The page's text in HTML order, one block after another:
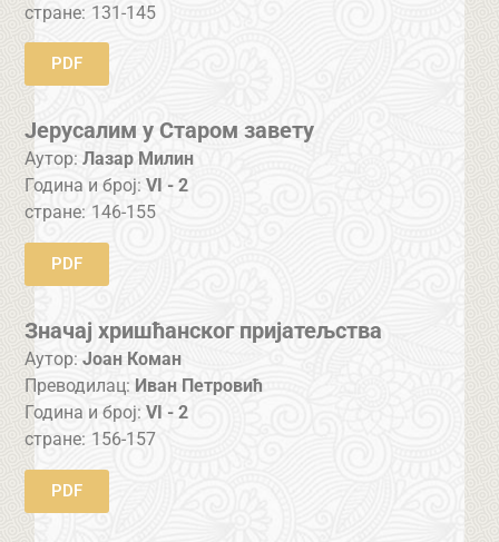
стране: 131-145
PDF
Јерусалим у Старом завету
Аутор: Лазар Милин
Година и број:VI - 2
стране: 146-155
PDF
Значај хришћанског пријатељства
Аутор: Јоан Коман
Преводилац: Иван Петровић
Година и број:VI - 2
стране: 156-157
PDF